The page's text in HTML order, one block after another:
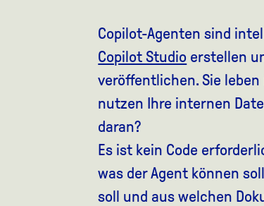
Copilot-Agenten sind
Copilot Studio erstellen
veröffentlichen. Sie
nutzen Ihre internen
daran?
Es ist kein Code
was der Agent können
soll und aus welchen